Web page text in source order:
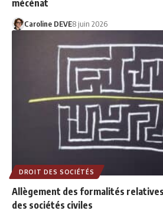
mécénat
Caroline DEVE8 juin 2026
DROIT DES SOCIÉTÉS
Allègement des formalités
des sociétés civiles